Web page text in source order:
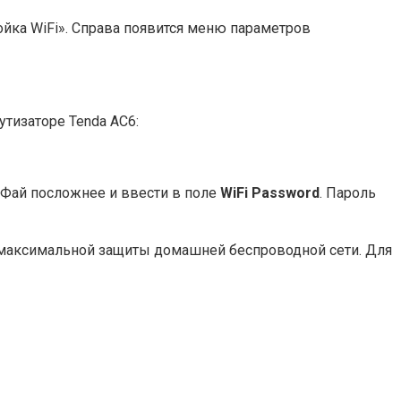
WiFi». Справа появится меню параметров
Tenda AC6:
посложнее и ввести в поле WiFi Password. Пароль
защиты домашней беспроводной сети. Для